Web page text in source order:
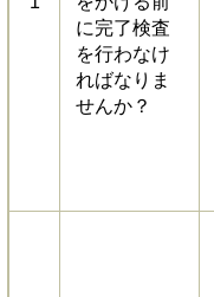
に完了検査
を行わなけ
ればなりま
せんか？